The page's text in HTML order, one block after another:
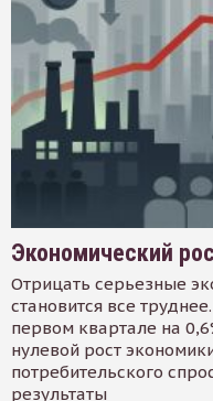
Экономический
Отрицать серьезные
становится все
первом квартале на
нулевой рост
потребительского
результаты